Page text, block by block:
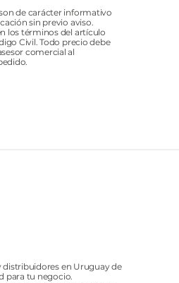
de carácter informativo
sin previo aviso.
los términos del artículo
Civil. Todo precio debe
comercial al
distribuidores en Uruguay de
para tu negocio.